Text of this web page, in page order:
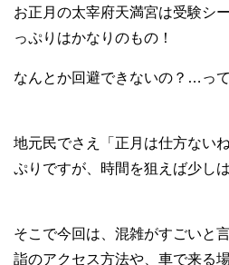
お正月の太宰府天満宮は受験シ
っぷりはかなりのもの！
なんとか回避できないの？…って
地元民でさえ「正月は仕方ない
ぷりですが、時間を狙えば少し
そこで今回は、混雑がすごいと
詣のアクセス方法や、車で来る